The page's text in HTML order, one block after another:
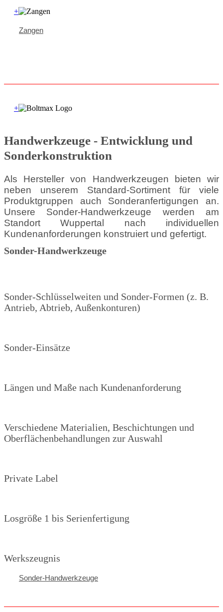
+
Zangen
+
Handwerkzeuge - Entwicklung und
Sonderkonstruktion
Als Hersteller von Handwerkzeugen bieten wir
neben unserem Standard-Sortiment für viele
Produktgruppen auch Sonderanfertigungen an.
Unsere Sonder-Handwerkzeuge werden am
Standort Wuppertal nach individuellen
Kundenanforderungen konstruiert und gefertigt.
Sonder-Handwerkzeuge
Sonder-Schlüsselweiten und Sonder-Formen (z. B.
Antrieb, Abtrieb, Außenkonturen)
Sonder-Einsätze
Längen und Maße nach Kundenanforderung
Verschiedene Materialien, Beschichtungen und
Oberflächenbehandlungen zur Auswahl
Private Label
Losgröße 1 bis Serienfertigung
Werkszeugnis
Sonder-Handwerkzeuge